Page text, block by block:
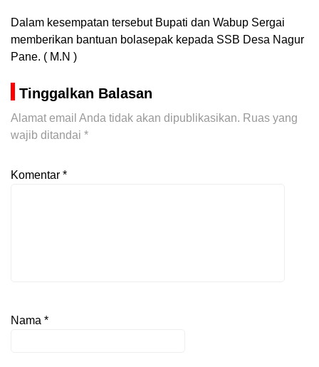
Dalam kesempatan tersebut Bupati dan Wabup Sergai
memberikan bantuan bolasepak kepada SSB Desa Nagur
Pane. ( M.N )
Tinggalkan Balasan
Alamat email Anda tidak akan dipublikasikan. Ruas yang
wajib ditandai *
Komentar *
Nama *